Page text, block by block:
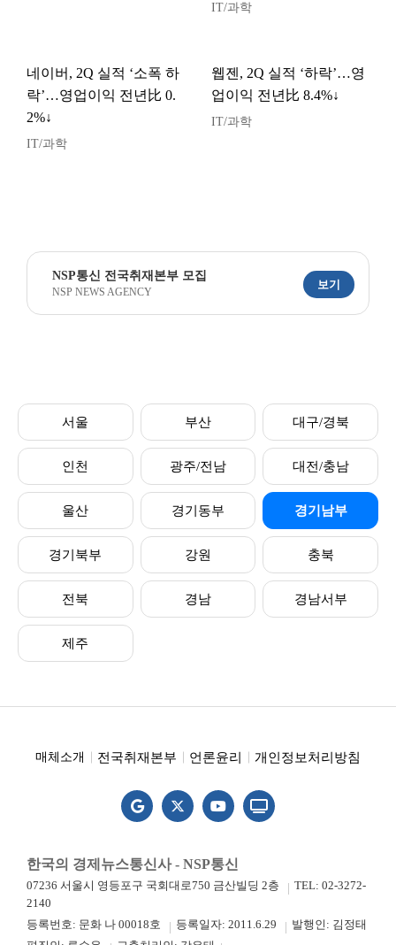
IT/과학
네이버, 2Q 실적 ‘소폭 하
락’…영업이익 전년比 0.
2%↓
IT/과학
웹젠, 2Q 실적 ‘하락’…영
업이익 전년比 8.4%↓
IT/과학
NSP통신 전국취재본부 모집
NSP NEWS AGENCY
보기
서울 부산 대구/경북
인천 광주/전남 대전/충남
울산 경기동부 경기남부
경기북부 강원 충북
전북 경남 경남서부
제주
매체소개 전국취재본부 언론윤리 개인정보처리방침
한국의 경제뉴스통신사 - NSP통신
07236 서울시 영등포구 국회대로750 금산빌딩 2층
TEL: 02-3272-
2140
등록번호: 문화 나 00018호
등록일자: 2011.6.29
발행인: 김정태